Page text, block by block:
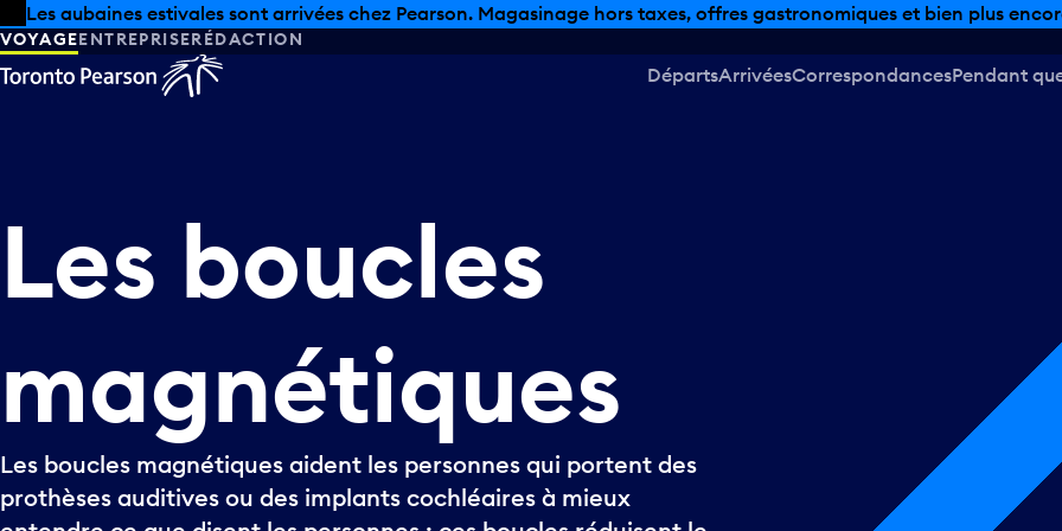
Skip to offers
Passer au contenu principal
Les aubaines estivales sont arrivées chez Pearson. Magasinage hors taxes, offres gastronomiques et bien plus
VOYAGEENTREPRISERÉDACTION
DépartsArrivéesCorrespondancesPendant
Les boucles
magnétiques
Les boucles magnétiques aident les personnes qui portent des
prothèses auditives ou des implants cochléaires à mieux